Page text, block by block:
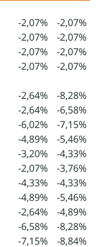
-2,07%
-2,07%
-2,07%
-2,07%
-2,07%
-2,07%
-2,07%
-2,07%
-2,64%
-8,28%
-2,64%
-6,58%
-6,02%
-7,15%
-4,89%
-5,46%
-3,20%
-4,33%
-2,07%
-3,76%
-4,33%
-4,33%
-4,89%
-5,46%
-2,64%
-4,89%
-6,58%
-8,28%
-7,15%
-8,84%